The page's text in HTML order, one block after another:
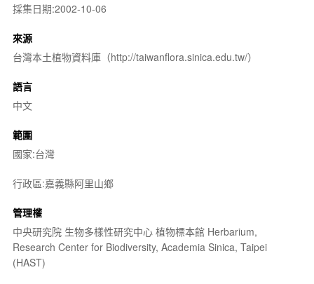
採集日期:2002-10-06
來源
台灣本土植物資料庫（http://taiwanflora.sinica.edu.tw/）
語言
中文
範圍
國家:台灣
行政區:嘉義縣阿里山鄉
管理權
中央研究院 生物多樣性研究中心 植物標本館 Herbarium,
Research Center for Biodiversity, Academia Sinica, Taipei
(HAST)